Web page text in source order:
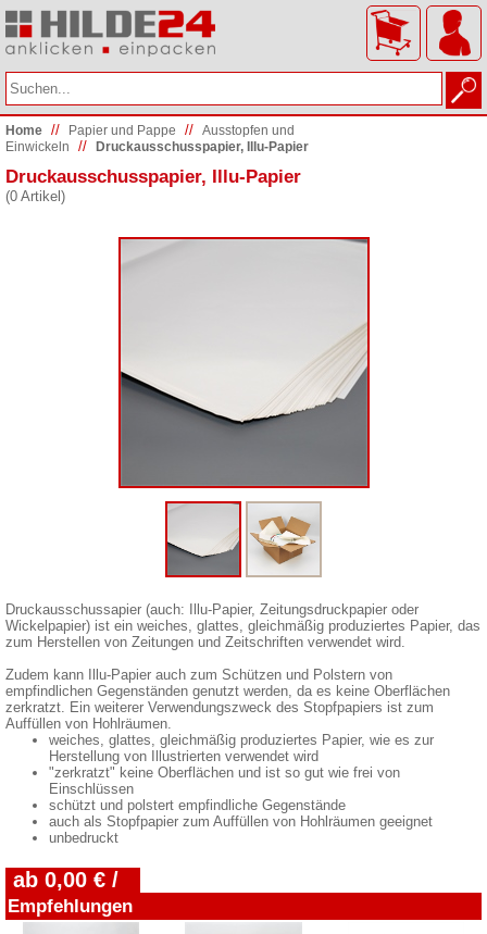
Home // Papier und Pappe // Ausstopfen und
Einwickeln
// Druckausschusspapier, Illu-Papier
Druckausschusspapier, Illu-Papier
(0 Artikel)
Druckausschussapier (auch: Illu-Papier, Zeitungsdruckpapier oder
Wickelpapier) ist ein weiches, glattes, gleichmäßig produziertes Papier, das
zum Herstellen von Zeitungen und Zeitschriften verwendet wird.
Zudem kann Illu-Papier auch zum Schützen und Polstern von
empfindlichen Gegenständen genutzt werden, da es keine Oberflächen
zerkratzt. Ein weiterer Verwendungszweck des Stopfpapiers ist zum
Auffüllen von Hohlräumen.
weiches, glattes, gleichmäßig produziertes Papier, wie es zur
Herstellung von Illustrierten verwendet wird
"zerkratzt" keine Oberflächen und ist so gut wie frei von
Einschlüssen
schützt und polstert empfindliche Gegenstände
auch als Stopfpapier zum Auffüllen von Hohlräumen geeignet
unbedruckt
ab 0,00 € /
Empfehlungen